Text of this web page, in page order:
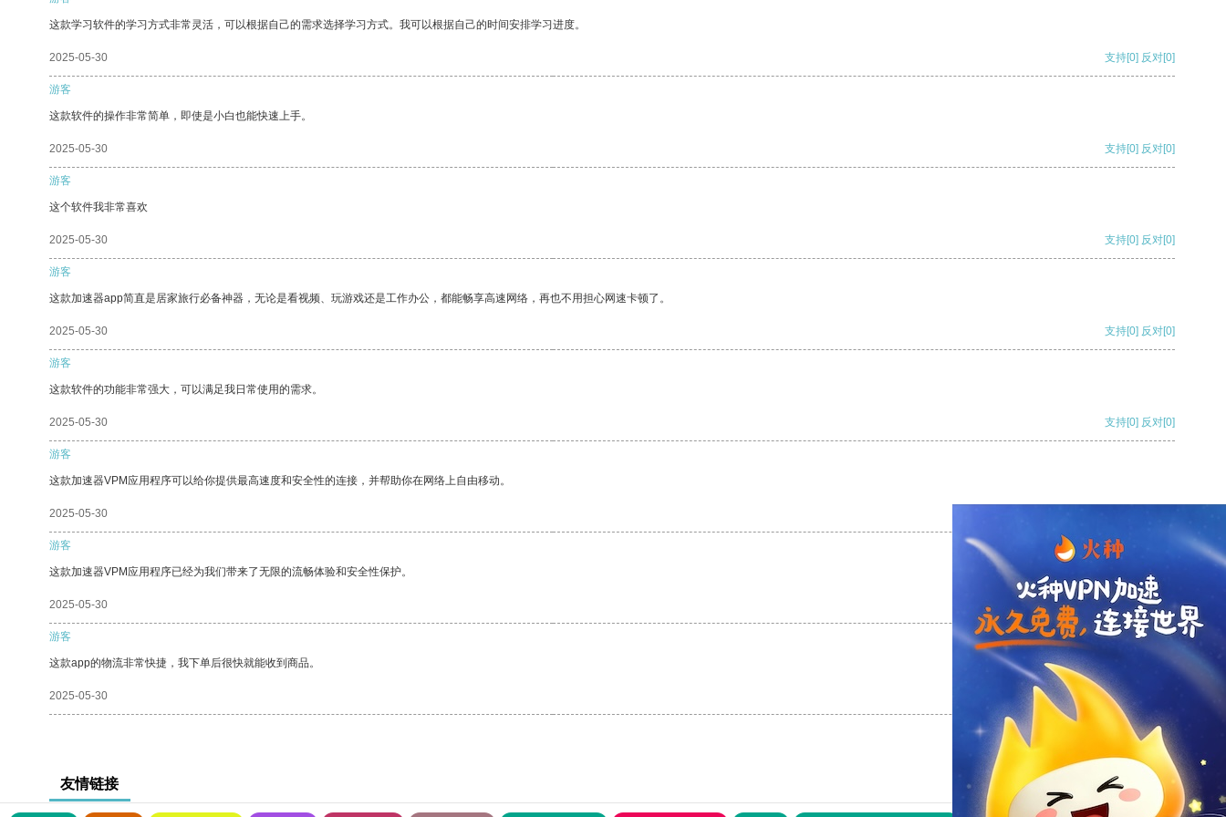
这款学习软件的学习方式非常灵活，可以根据自己的需求选择学习方式。我可以根据自己的时间安排学习进度。
2025-05-30 支持[0] 反对[0]
游客
这款软件的操作非常简单，即使是小白也能快速上手。
2025-05-30 支持[0] 反对[0]
游客
这个软件我非常喜欢
2025-05-30 支持[0] 反对[0]
游客
这款加速器app简直是居家旅行必备神器，无论是看视频、玩游戏还是工作办公，都能畅享高速网络，再也不用担心网速卡顿了。
2025-05-30 支持[0] 反对[0]
游客
这款软件的功能非常强大，可以满足我日常使用的需求。
2025-05-30 支持[0] 反对[0]
游客
这款加速器VPM应用程序可以给你提供最高速度和安全性的连接，并帮助你在网络上自由移动。
2025-05-30
游客
这款加速器VPM应用程序已经为我们带来了无限的流畅体验和安全性保护。
2025-05-30 支持 [0] 反对 [0]
游客
这款app的物流非常快捷，我下单后很快就能收到商品。
2025-05-30 支持
友情链接